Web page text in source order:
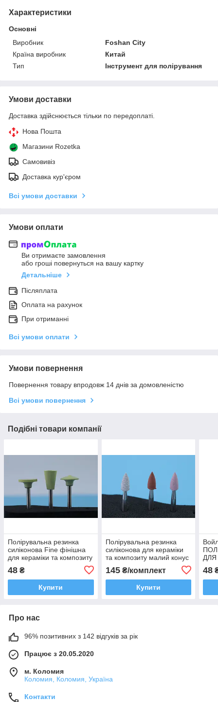
Характеристики
Основні
Виробник
Foshan City
Країна виробник
Китай
Тип
Інструмент для полірування
Умови доставки
Доставка здійснюється тільки по передоплаті.
Нова Пошта
Магазини Rozetka
Самовивіз
Доставка кур'єром
Всі умови доставки
Умови оплати
Ви отримаєте замовлення
або гроші повернуться на вашу картку
Детальніше
Післяплата
Оплата на рахунок
При отриманні
Всі умови оплати
Умови повернення
Повернення товару впродовж 14 днів за домовленістю
Всі умови повернення
Подібні товари компанії
Полірувальна резинка
силіконова Fine фінішна
для кераміки та композиту
48 ₴
Купити
Полірувальна резинка
силіконова для кераміки
та композиту малий конус
145₴/комплект
Купити
ДЛЯ
48
Про нас
96% позитивних з 142 відгуків за рік
Працює з 20.05.2020
м. Коломия
Коломия, Коломия, Україна
Контакти